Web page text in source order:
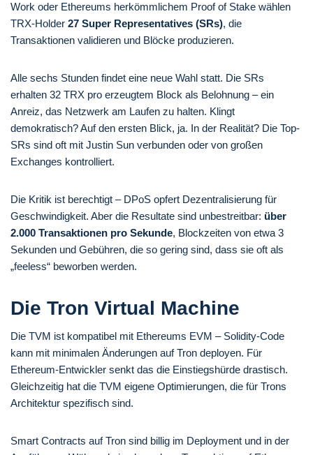
Work oder Ethereums herkömmlichem Proof of Stake wählen
TRX-Holder 27 Super Representatives (SRs), die
Transaktionen validieren und Blöcke produzieren.
Alle sechs Stunden findet eine neue Wahl statt. Die SRs
erhalten 32 TRX pro erzeugtem Block als Belohnung – ein
Anreiz, das Netzwerk am Laufen zu halten. Klingt
demokratisch? Auf den ersten Blick, ja. In der Realität? Die Top-
SRs sind oft mit Justin Sun verbunden oder von großen
Exchanges kontrolliert.
Die Kritik ist berechtigt – DPoS opfert Dezentralisierung für
Geschwindigkeit. Aber die Resultate sind unbestreitbar: über
2.000 Transaktionen pro Sekunde, Blockzeiten von etwa 3
Sekunden und Gebühren, die so gering sind, dass sie oft als
„feeless“ beworben werden.
Die Tron Virtual Machine
Die TVM ist kompatibel mit Ethereums EVM – Solidity-Code
kann mit minimalen Änderungen auf Tron deployen. Für
Ethereum-Entwickler senkt das die Einstiegshürde drastisch.
Gleichzeitig hat die TVM eigene Optimierungen, die für Trons
Architektur spezifisch sind.
Smart Contracts auf Tron sind billig im Deployment und in der